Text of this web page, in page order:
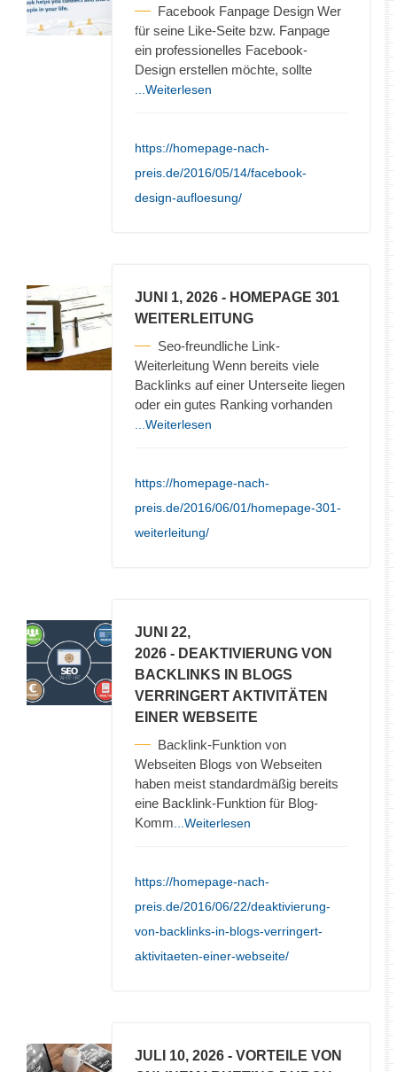
Facebook Fanpage Design Wer
für seine Like-Seite bzw. Fanpage
ein professionelles Facebook-
Design erstellen möchte, sollte
...Weiterlesen
https://homepage-nach-
preis.de/2016/05/14/facebook-
design-aufloesung/
JUNI 1, 2026 - HOMEPAGE 301
WEITERLEITUNG
Seo-freundliche Link-
Weiterleitung Wenn bereits viele
Backlinks auf einer Unterseite liegen
oder ein gutes Ranking vorhanden
...Weiterlesen
https://homepage-nach-
preis.de/2016/06/01/homepage-301-
weiterleitung/
JUNI 22,
2026 - DEAKTIVIERUNG VON
BACKLINKS IN BLOGS
VERRINGERT AKTIVITÄTEN
EINER WEBSEITE
Backlink-Funktion von
Webseiten Blogs von Webseiten
haben meist standardmäßig bereits
eine Backlink-Funktion für Blog-
Komm ...Weiterlesen
https://homepage-nach-
preis.de/2016/06/22/deaktivierung-
von-backlinks-in-blogs-verringert-
aktivitaeten-einer-webseite/
JULI 10, 2026 - VORTEILE VON